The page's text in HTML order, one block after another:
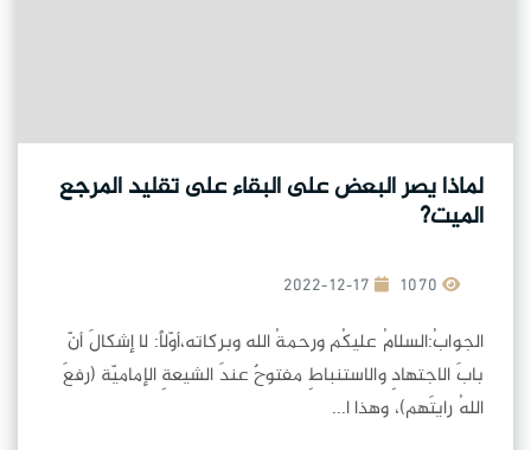
لماذا يصر البعض على البقاء على تقليد المرجع
الميت?
2022-12-17
الجوابُ:السلامُ عليكُم ورحمةُ الله وبركاته،أوّلاً: لا إشكالَ أنّ
بابَ الاجتهادِ والاستنباطِ مفتوحٌ عندَ الشيعةِ الإماميّة (رفعَ
اللهُ رايتَهم)، وهذا ا...